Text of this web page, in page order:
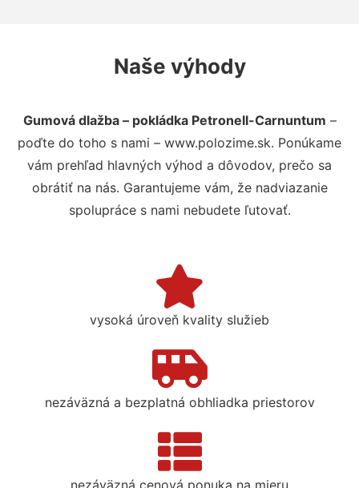
Naše výhody
Gumová dlažba – pokládka Petronell-Carnuntum –
poďte do toho s nami – www.polozime.sk. Ponúkame
vám prehľad hlavných výhod a dôvodov, prečo sa
obrátiť na nás. Garantujeme vám, že nadviazanie
spolupráce s nami nebudete ľutovať.
vysoká úroveň kvality služieb
nezáväzná a bezplatná obhliadka priestorov
nezáväzná cenová ponuka na mieru